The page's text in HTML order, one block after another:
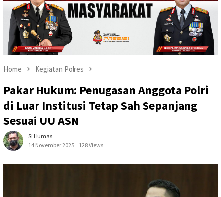
Home Kegiatan Polres
Pakar Hukum: Penugasan Anggota Polri
di Luar Institusi Tetap Sah Sepanjang
Sesuai UU ASN
Si Humas
14 November 2025
128 Views